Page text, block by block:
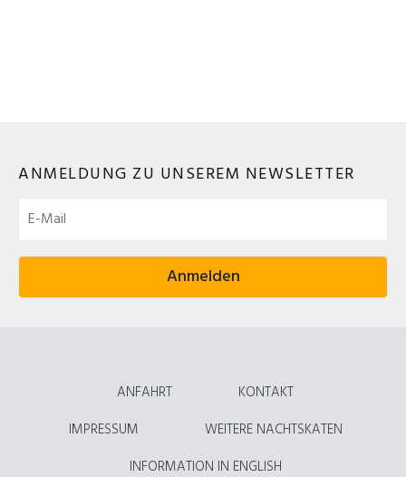
ANMELDUNG ZU UNSEREM NEWSLETTER
ANFAHRT
KONTAKT
IMPRESSUM
WEITERE NACHTSKATEN
INFORMATION IN ENGLISH